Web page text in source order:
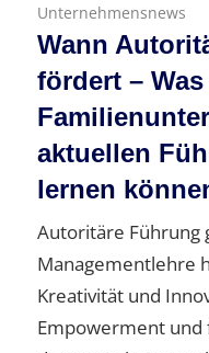
Unternehmensnews
Wann
fördert – Was
aktuellen
lernen
Autoritäre Führung
Managementlehre
Kreativität und
Empowerment